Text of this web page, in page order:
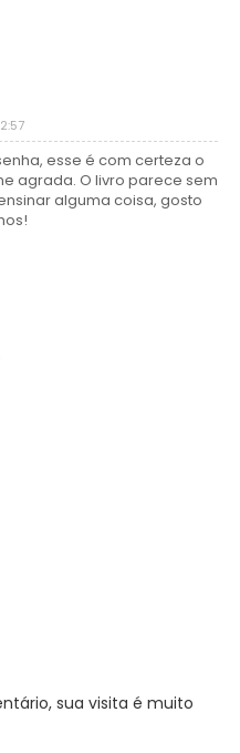
esse é com certeza o
agrada. O livro parece sem
alguma coisa, gosto
sua visita é muito